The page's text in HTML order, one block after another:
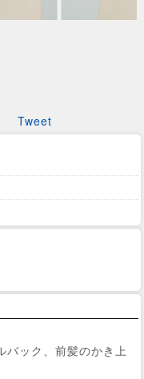
Tweet
バック、前髪のかき上